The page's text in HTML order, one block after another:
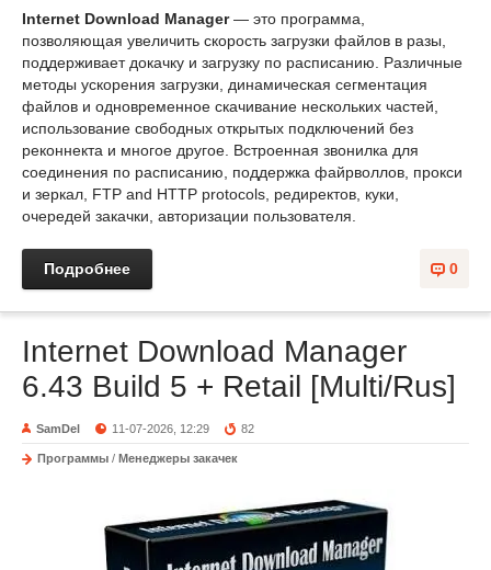
Internet Download Manager— это программа,
позволяющая увеличить скорость загрузки файлов в разы,
поддерживает докачку и загрузку по расписанию. Различные
методы ускорения загрузки, динамическая сегментация
файлов и одновременное скачивание нескольких частей,
использование свободных открытых подключений без
реконнекта и многое другое. Встроенная звонилка для
соединения по расписанию, поддержка файрволлов, прокси
и зеркал, FTP and HTTP protocols, редиректов, куки,
очередей закачки, авторизации пользователя.
0
Подробнее
Internet Download Manager
6.43 Build 5 + Retail [Multi/Rus]
SamDel 11-07-2026, 12:29 82
Программы / Менеджеры закачек